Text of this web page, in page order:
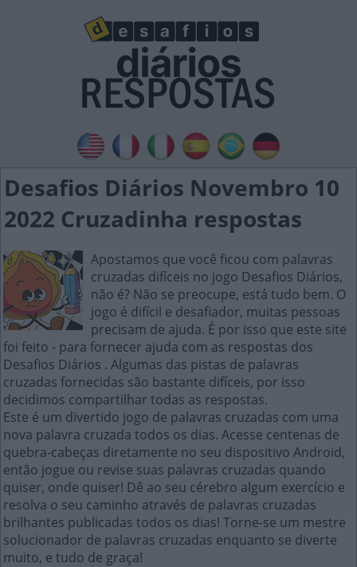
Desafios Diários Novembro 10
2022 Cruzadinha respostas
Apostamos que você ficou com palavras
cruzadas difíceis no jogo Desafios Diários,
não é? Não se preocupe, está tudo bem. O
jogo é difícil e desafiador, muitas pessoas
precisam de ajuda. É por isso que este site
foi feito - para fornecer ajuda com as respostas dos
Desafios Diários . Algumas das pistas de palavras
cruzadas fornecidas são bastante difíceis, por isso
decidimos compartilhar todas as respostas.
Este é um divertido jogo de palavras cruzadas com uma
nova palavra cruzada todos os dias. Acesse centenas de
quebra-cabeças diretamente no seu dispositivo Android,
então jogue ou revise suas palavras cruzadas quando
quiser, onde quiser! Dê ao seu cérebro algum exercício e
resolva o seu caminho através de palavras cruzadas
brilhantes publicadas todos os dias! Torne-se um mestre
solucionador de palavras cruzadas enquanto se diverte
muito, e tudo de graça!